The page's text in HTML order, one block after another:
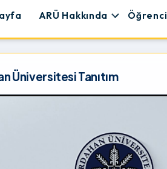
ARÜ Hakkında Öğrenci
Üniversitesi Tanıtım